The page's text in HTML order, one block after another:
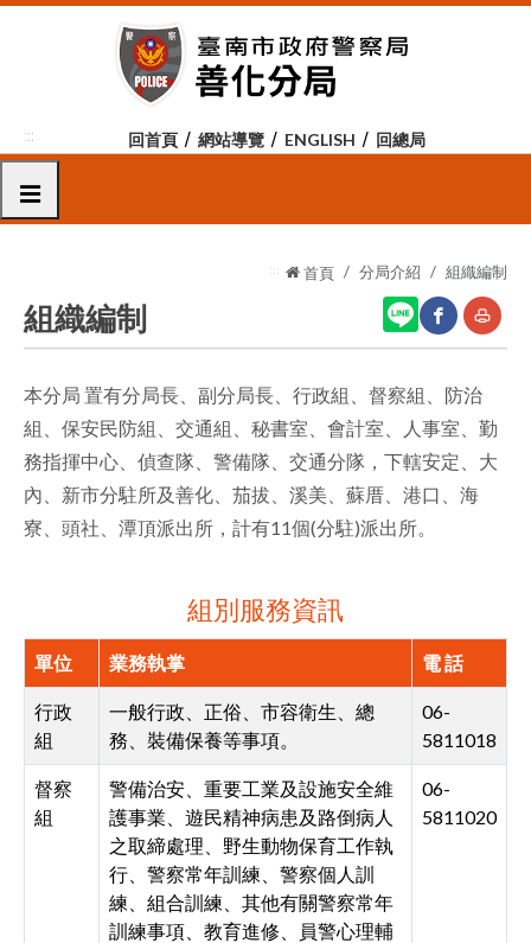
跳
容
塊
::: 回首頁 網站導覽 ENGLISH 回總局
選單
::: 首頁 分局介紹 組織編制
組織編制
網
站
分
享
善
列
本分局 置有分局長、副分局長、行政組、督察組、防治
組、保安民防組、交通組、秘書室、會計室、人事室、勤
務指揮中心、偵查隊、警備隊、交通分隊，下轄安定、大
內、新市分駐所及善化、茄拔、溪美、蘇厝、港口、海
寮、頭社、潭頂派出所，計有11個(分駐)派出所。
組別服務資訊
單位 業務執掌 電 話
行政
組
一般行政、正俗、市容衛生、總
務、裝備保養等事項。
06-
5811018
督察
組
警備治安、重要工業及設施安全維
護事業、遊民精神病患及路倒病人
之取締處理、野生動物保育工作執
行、警察常年訓練、警察個人訓
練、組合訓練、其他有關警察常年
訓練事項、教育進修、員警心理輔
06-
5811020